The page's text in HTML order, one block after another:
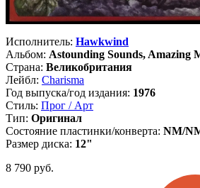
Исполнитель: Hawkwind
Альбом: Astounding Sounds, Amazing
Страна: Великобритания
Лейбл: Charisma
Год выпуска/год издания: 1976
Стиль: Прог / Арт
Тип: Оригинал
Состояние пластинки/конверта: NM/
Размер диска: 12"
8 790 руб.